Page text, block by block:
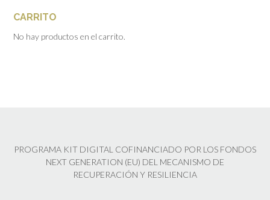
CARRITO
No hay productos en el carrito.
PROGRAMA KIT DIGITAL COFINANCIADO POR LOS FONDOS
NEXT GENERATION (EU) DEL MECANISMO DE
RECUPERACIÓN Y RESILIENCIA